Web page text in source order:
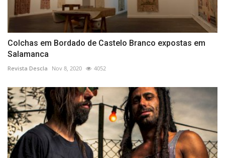
Colchas em Bordado de Castelo Branco expostas em
Salamanca
Revista Descla Nov 8, 2020 4052